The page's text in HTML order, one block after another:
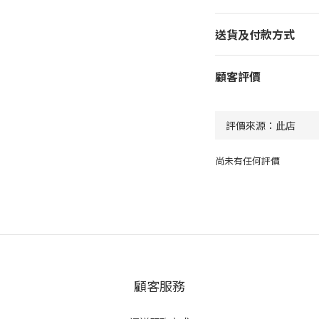
送貨及付款方式
顧客評價
尚未有任何評價
顧客服務